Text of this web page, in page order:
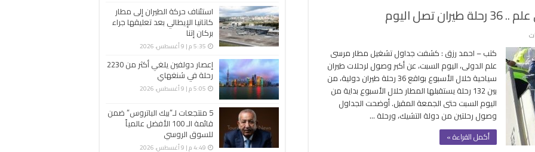
مغلقة
اليوم
أكبر
حركة
وصول
للسياحة
لمرسى
علم
..
36
رحلة
كتب – احمد رزق : كشفت جداول تشغيل مطار مرسى
علم الدولى، اليوم السبت، عن أكبر وصول لرحلات طيران
سياحية خلال الأسبوع بواقع 36 رحلة طيران دولية، من
بين 132 رحلة يستقبلها المطار خلال الأسبوع بداية من
اليوم السبت حتى الجمعة المقبل. أوضحت الجداول
وصول رحلتين من دولة التشيك، ورحلة …
أكمل القراءة »
استئناف حركة الطيران إلى مطار
كاتانيا الإيطالي بعد تعليقها جراء
بركان إتنا
5:35 م | 9 أغسطس، 2026
إعصار دولفين يلغي أكثر من 2230
رحلة في شنغهاي
5:05 م | 9 أغسطس، 2026
5 منتجعات لـ”بيك الباتروس” ضمن
قائمة الـ 100 الأفضل عالمياً
للسوق الروسي
4:49 م | 9 أغسطس، 2026